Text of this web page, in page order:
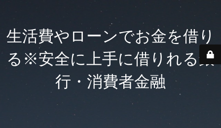
生活費やローンでお金を借り
る※安全に上手に借りれる銀
行・消費者金融